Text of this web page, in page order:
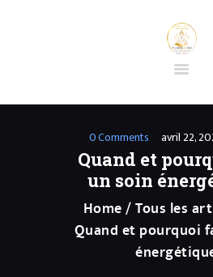
0Comments avril 22,
Quand et
un soin
Home Tous les
Quand et pourquoi
ACCUEIL
BOUTIQUE EN
LIGNE
PRESTATIONS
PRÉPARATION
SÉANCE
D’HYPNOSE
SPIRITUELLE